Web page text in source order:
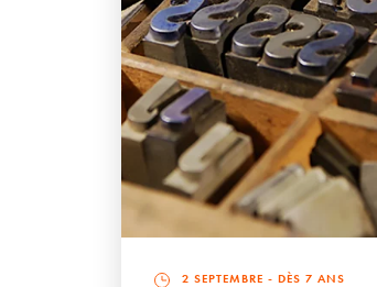
2 SEPTEMBRE - DÈS 7 ANS